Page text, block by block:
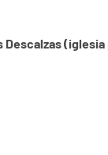
Descalzas